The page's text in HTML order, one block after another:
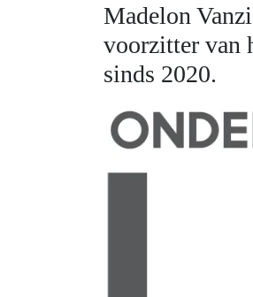
Madelon
voorzitter van
sinds 2020.